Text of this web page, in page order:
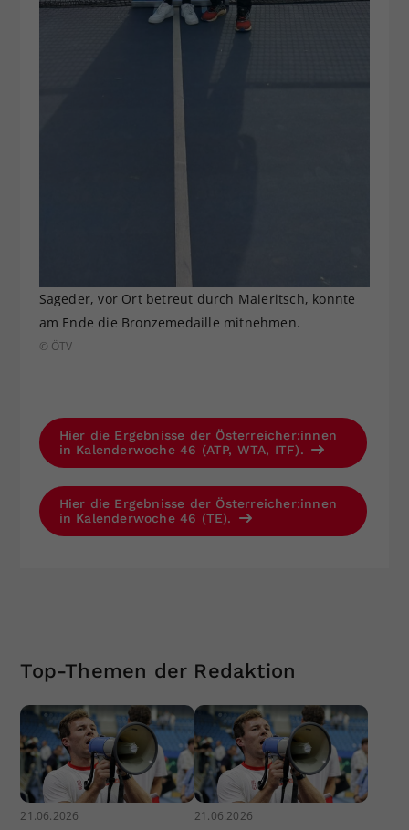
Sageder, vor Ort betreut durch Maieritsch, konnte
am Ende die Bronzemedaille mitnehmen.
© ÖTV
Hier die Ergebnisse der Österreicher:innen
in Kalenderwoche 46 (ATP, WTA, ITF).
Hier die Ergebnisse der Österreicher:innen
in Kalenderwoche 46 (TE).
Top-Themen der Redaktion
21.06.2026 21.06.2026